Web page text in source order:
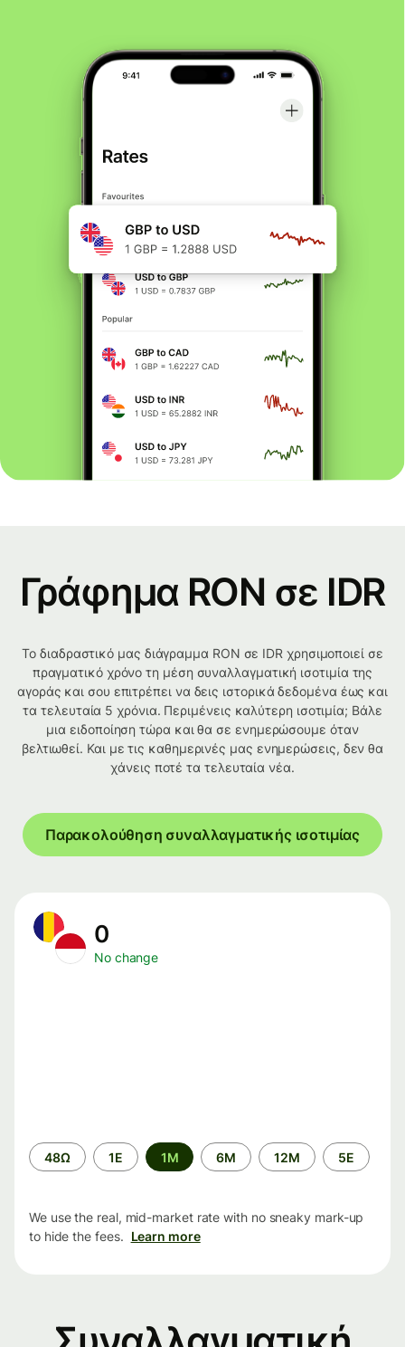
Γράφημα RON σε IDR
Το διαδραστικό μας διάγραμμα RON σε IDR χρησιμοποιεί σε
πραγματικό χρόνο τη μέση συναλλαγματική ισοτιμία της
αγοράς και σου επιτρέπει να δεις ιστορικά δεδομένα έως και
τα τελευταία 5 χρόνια. Περιμένεις καλύτερη ισοτιμία; Βάλε
μια ειδοποίηση τώρα και θα σε ενημερώσουμε όταν
βελτιωθεί. Και με τις καθημερινές μας ενημερώσεις, δεν θα
χάνεις ποτέ τα τελευταία νέα.
Παρακολούθηση συναλλαγματικής ισοτιμίας
0
No change
Time
period
48Ω 1Ε 1M 6M 12M 5Ε
We use the real, mid-market rate with no sneaky mark-up
to hide the fees. Learn more